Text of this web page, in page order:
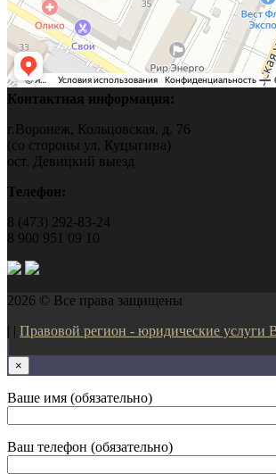
Контактная информация:
г.Воронеж, Кольцовская, д. 76
(со стороны ул. Куцыгина)
ост. Девицкий выезд
Телефон:
8 (473) 292-83-24
8 900 951 09 10
2026 © Все права защищены
| | Правовой регион - юридические услуги
×
Ваше имя (обязательно)
Ваш телефон (обязательно)